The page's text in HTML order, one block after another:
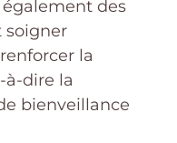
des
soigner
la
à-dire la
bienveillance